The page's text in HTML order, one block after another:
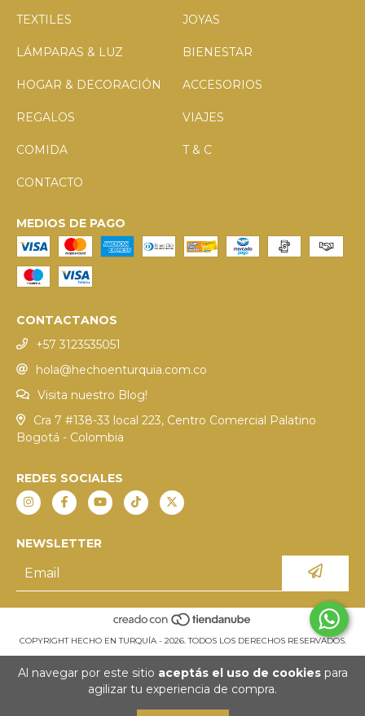
Al navegar por este sitio aceptás el uso de cookiespara
agilizar tu experiencia de compra.
TEXTILES
JOYAS
LÁMPARAS & LUZ BIENESTAR
HOGAR & DECORACIÓN ACCESORIOS
REGALOS VIAJES
COMIDA T & C
CONTACTO
MEDIOS DE PAGO
CONTACTANOS
+57 3123535051
hola@hechoenturquia.com.co
Visita nuestro Blog!
Cra 7 #138-33 local 223, Centro Comercial Palatino
Bogotá - Colombia
REDES SOCIALES
NEWSLETTER
COPYRIGHT HECHO EN TURQUÍA - 2026. TODOS LOS DERECHOS RESERVADOS.